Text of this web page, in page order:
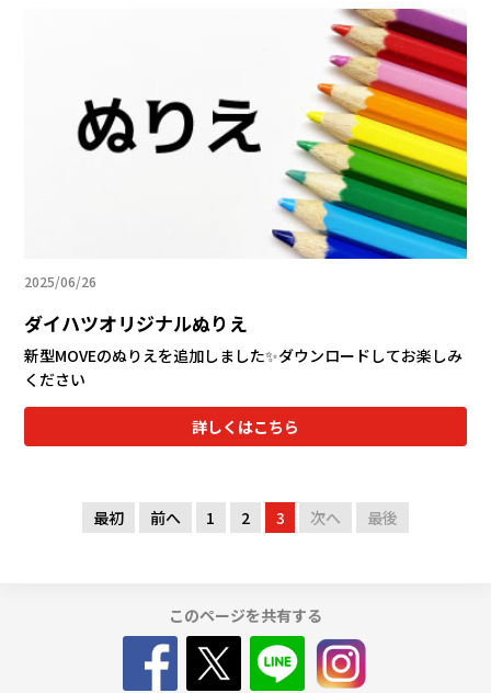
2025/06/26
ダイハツオリジナルぬりえ
新型MOVEのぬりえを追加しました✨ダウンロードしてお楽しみ
ください
詳しくはこちら
最初 前へ 1 2 3 次へ 最後
このページを共有する